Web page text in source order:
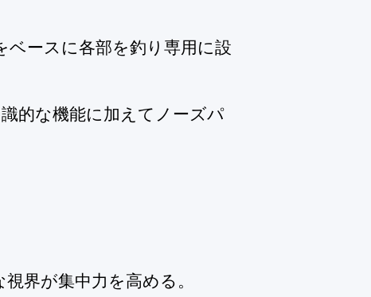
ースに各部を釣り専用に設
的な機能に加えてノーズパ
界が集中力を高める。